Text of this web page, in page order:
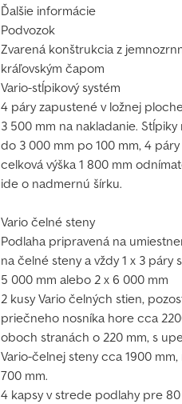
Ďalšie informácie
Podvozok
Zvarená konštrukcia z
kráľovským čapom
Vario-stĺpikový systém
4 páry zapustené v ložnej
3 500 mm na nakladanie.
do 3 000 mm po 100 mm, 4
celková výška 1 800 mm
ide o nadmernú šírku.
Vario čelné steny
Podlaha pripravená na
na čelné steny a vždy 1 x 3
5 000 mm alebo 2 x 6 000 mm
2 kusy Vario čelných stien,
priečneho nosníka hore cca
oboch stranách o 220 mm, s
Vario-čelnej steny cca 1900
700 mm.
4 kapsy v strede podlahy pre